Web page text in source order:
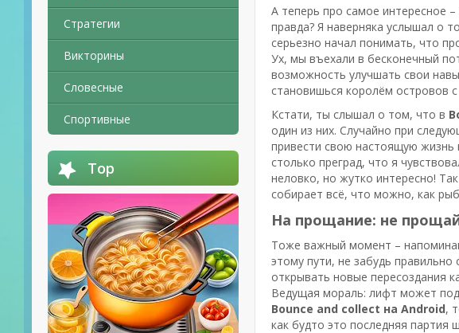
Стратегии
Викторины
Словесные
Спортивные
Top
А теперь про самое интересное
правда? Я наверняка услышал о
серьезно начал понимать, что
Ух, мы въехали в бесконечный
возможность улучшать свои
становишься королём островов
Кстати, ты слышал о том, что в
один из них. Случайно при
привести свою настоящую
столько преград, что я
неловко, но жутко интересно!
собирает всё, что можно, как
На прощание: не
Тоже важный момент –
этому пути, не забудь
открывать новые пересоздания
Ведущая мораль: лифт может
Bounce and collect на Android,
как будто это последняя партия